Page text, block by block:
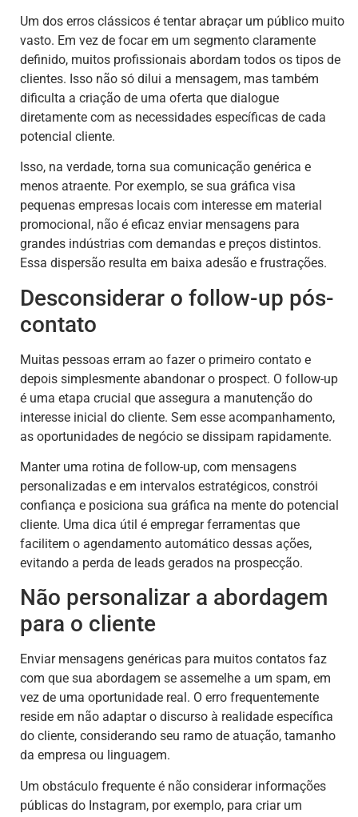
Um dos erros clássicos é tentar abraçar um público muito
vasto. Em vez de focar em um segmento claramente
definido, muitos profissionais abordam todos os tipos de
clientes. Isso não só dilui a mensagem, mas também
dificulta a criação de uma oferta que dialogue
diretamente com as necessidades específicas de cada
potencial cliente.
Isso, na verdade, torna sua comunicação genérica e
menos atraente. Por exemplo, se sua gráfica visa
pequenas empresas locais com interesse em material
promocional, não é eficaz enviar mensagens para
grandes indústrias com demandas e preços distintos.
Essa dispersão resulta em baixa adesão e frustrações.
Desconsiderar o follow-up pós-
contato
Muitas pessoas erram ao fazer o primeiro contato e
depois simplesmente abandonar o prospect. O follow-up
é uma etapa crucial que assegura a manutenção do
interesse inicial do cliente. Sem esse acompanhamento,
as oportunidades de negócio se dissipam rapidamente.
Manter uma rotina de follow-up, com mensagens
personalizadas e em intervalos estratégicos, constrói
confiança e posiciona sua gráfica na mente do potencial
cliente. Uma dica útil é empregar ferramentas que
facilitem o agendamento automático dessas ações,
evitando a perda de leads gerados na prospecção.
Não personalizar a abordagem
para o cliente
Enviar mensagens genéricas para muitos contatos faz
com que sua abordagem se assemelhe a um spam, em
vez de uma oportunidade real. O erro frequentemente
reside em não adaptar o discurso à realidade específica
do cliente, considerando seu ramo de atuação, tamanho
da empresa ou linguagem.
Um obstáculo frequente é não considerar informações
públicas do Instagram, por exemplo, para criar um